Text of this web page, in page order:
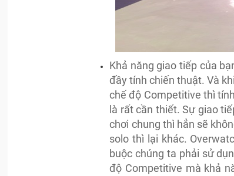
Khả năng giao tiếp của
đầy tính chiến thuật. Và
chế độ Competitive thì
là rất cần thiết. Sự giao
chơi chung thì hẳn sẽ
solo thì lại khác.
buộc chúng ta phải sử
độ Competitive mà khả